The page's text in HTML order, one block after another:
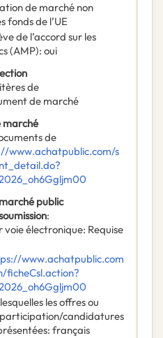
de marché non
fonds de l’UE
de l’accord sur les
(AMP): oui
de
de marché
marché
de
www.achatpublic.com/s
public
:
voie électronique: Requise
www.achatpublic.com
ficheCsl.action?
les offres ou
candidatures
: français